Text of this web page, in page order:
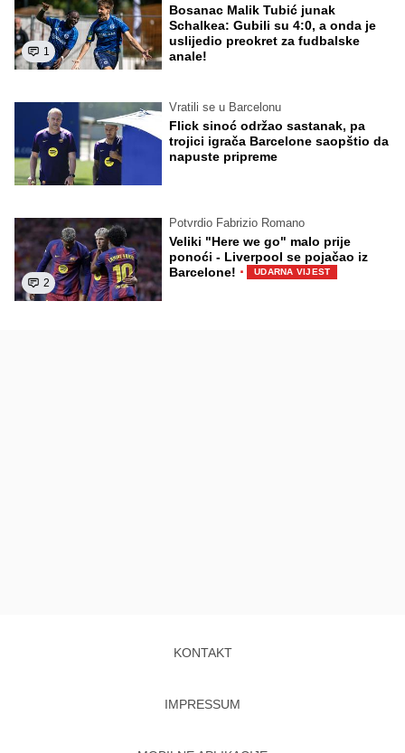
1
Bosanac Malik Tubić junak
Schalkea: Gubili su 4:0, a onda je
uslijedio preokret za fudbalske
anale!
Vratili se u Barcelonu
Flick sinoć održao sastanak, pa
trojici igrača Barcelone saopštio da
napuste pripreme
2
Potvrdio Fabrizio Romano
Veliki "Here we go" malo prije
ponoći - Liverpool se pojačao iz
Barcelone! · UDARNA VIJEST
KONTAKT
IMPRESSUM